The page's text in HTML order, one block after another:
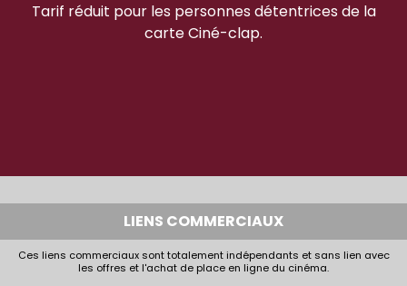
Tarif réduit pour les personnes détentrices de la
carte Ciné-clap.
LIENS COMMERCIAUX
Ces liens commerciaux sont totalement indépendants et sans lien avec
les offres et l'achat de place en ligne du cinéma.